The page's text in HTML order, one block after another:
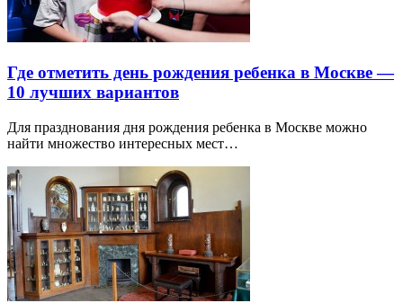
Где отметить день рождения ребенка в Москве —
10 лучших вариантов
Для празднования дня рождения ребенка в Москве можно
найти множество интересных мест…